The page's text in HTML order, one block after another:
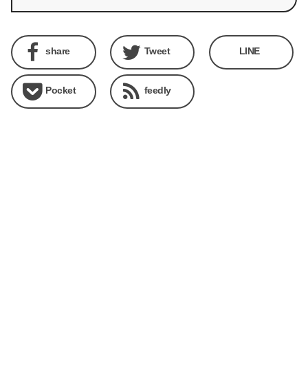
share Tweet LINE
Pocket feedly